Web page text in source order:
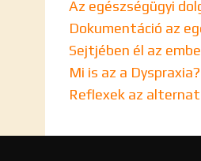
Az egészségügyi
Dokumentáció az
Sejtjében él az
Mi is az a Dyspraxia?
Reflexek az